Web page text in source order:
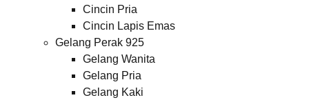
Cincin Pria
Cincin Lapis Emas
Gelang Perak 925
Gelang Wanita
Gelang Pria
Gelang Kaki